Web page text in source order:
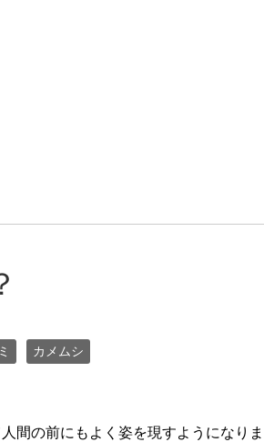
カメムシ
間の前にもよく姿を現すようになりま